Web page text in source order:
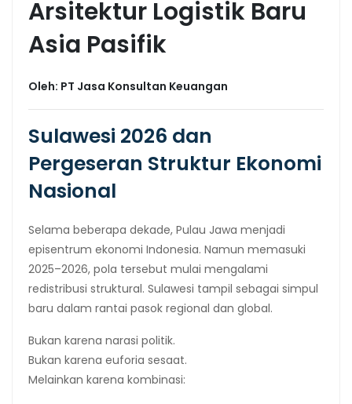
Arsitektur Logistik Baru
Asia Pasifik
Oleh: PT Jasa Konsultan Keuangan
Sulawesi 2026 dan
Pergeseran Struktur Ekonomi
Nasional
Selama beberapa dekade, Pulau Jawa menjadi
episentrum ekonomi Indonesia. Namun memasuki
2025–2026, pola tersebut mulai mengalami
redistribusi struktural. Sulawesi tampil sebagai simpul
baru dalam rantai pasok regional dan global.
Bukan karena narasi politik.
Bukan karena euforia sesaat.
Melainkan karena kombinasi: